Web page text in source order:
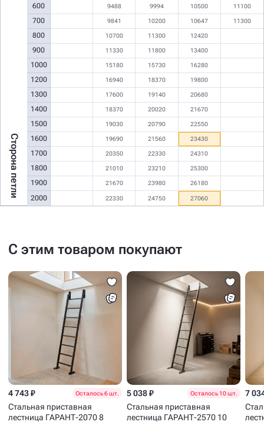
Сторона петли
600
700
800
900
1000
1200
1300
1400
1500
1600
1700
1800
1900
2000
9488 9994 10500 11100
9841 10200 10647 11300
10700 11300 12420
11330 11800 13400
15180 15730 16280
16940 18370 19800
17600 19140 20680
18370 20020 21670
19030 20790 22550
19690 21560 23430
20350 22330 24310
21010 23210 25300
21670 23980 26180
22330 24750 27060
С этим товаром покупают
4 743 ₽ Осталось 6 шт.
Стальная приставная
лестница ГАРАНТ-2070 8
5 038 ₽ Осталось 10 шт.
Стальная приставная
лестница ГАРАНТ-2570 10
7